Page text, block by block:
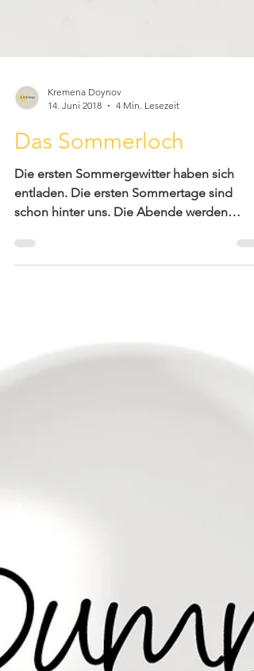
Das Sommerloch
Die ersten Sommergewitter haben sich
entladen. Die ersten Sommertage sind